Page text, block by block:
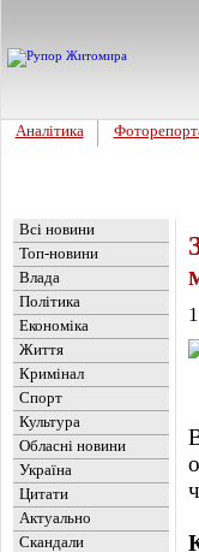
Аналітика
Всі новини
Топ-новини
Влада
Політика
Економіка
Життя
Кримінал
Спорт
Культура
Обласні новини
Україна
Цитати
Актуально
Скандали